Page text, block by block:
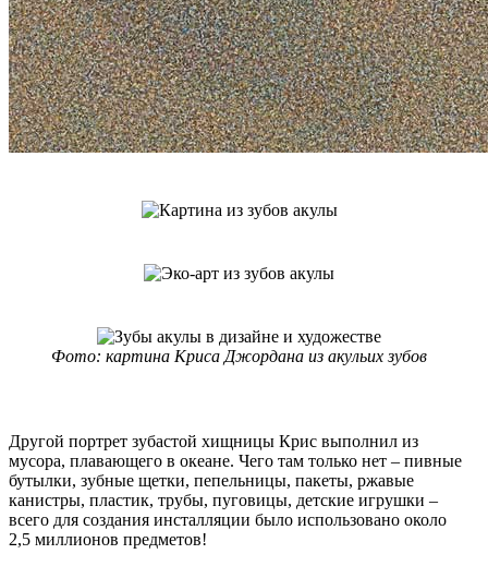
Фото: картина Криса Джордана из акульих зубов
Другой портрет зубастой хищницы Крис выполнил из
мусора, плавающего в океане. Чего там только нет – пивные
бутылки, зубные щетки, пепельницы, пакеты, ржавые
канистры, пластик, трубы, пуговицы, детские игрушки –
всего для создания инсталляции было использовано около
2,5 миллионов предметов!